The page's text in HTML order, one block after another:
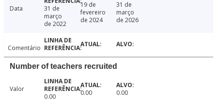
Data
31 de
março
de 2022
19 de
fevereiro
de 2024
31 de
março
de 2026
Comentário
Number of teachers recruited
Valor
0.00
0.00 0.00